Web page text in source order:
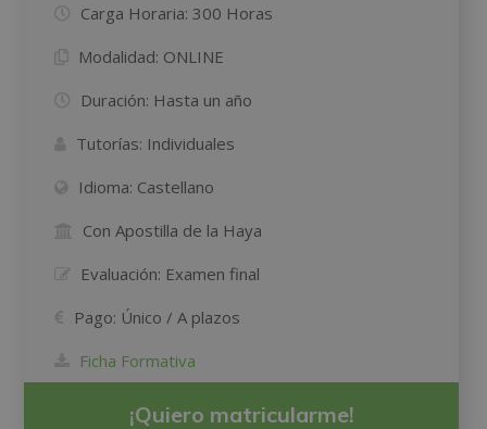
Carga Horaria: 300 Horas
Modalidad: ONLINE
Duración: Hasta un año
Tutorías: Individuales
Idioma: Castellano
Con Apostilla de la Haya
Evaluación: Examen final
Pago: Único / A plazos
Ficha Formativa
¡Quiero matricularme!